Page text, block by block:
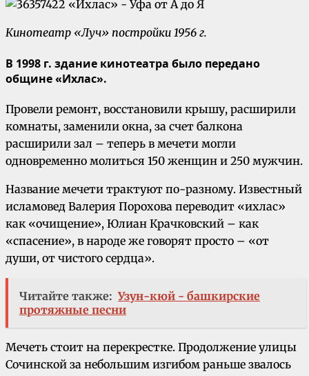
Кинотеатр «Луч» постройки 1956 г.
В 1998 г. здание кинотеатра было передано
общине «Ихлас».
Провели ремонт, восстановили крышу, расширили
комнаты, заменили окна, за счет балкона
расширили зал – теперь в мечети могли
одновременно молиться 150 женщин и 250 мужчин.
Название мечети трактуют по-разному. Известный
исламовед Валерия Порохова переводит «ихлас»
как «очищение», Юлиан Крачковский – как
«спасение», в народе же говорят просто – «от
души, от чистого сердца».
Читайте также: Узун-кюй - башкирские
протяжные песни
Мечеть стоит на перекрестке. Продолжение улицы
Сочинской за небольшим изгибом раньше звалось